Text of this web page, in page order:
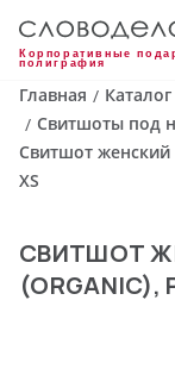
Корпоративные
полиграфия
Главная / Каталог
/ Свитшоты под
Свитшот женский
XS
СВИТШОТ